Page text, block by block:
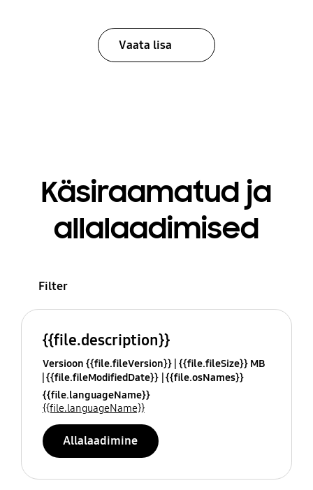
Vaata lisa
Käsiraamatud ja
allalaadimised
Filter
{{file.description}}
Versioon {{file.fileVersion}} {{file.fileSize}} MB
{{file.fileModifiedDate}} {{file.osNames}}
{{file.languageName}}
{{file.languageName}}
Allalaadimine